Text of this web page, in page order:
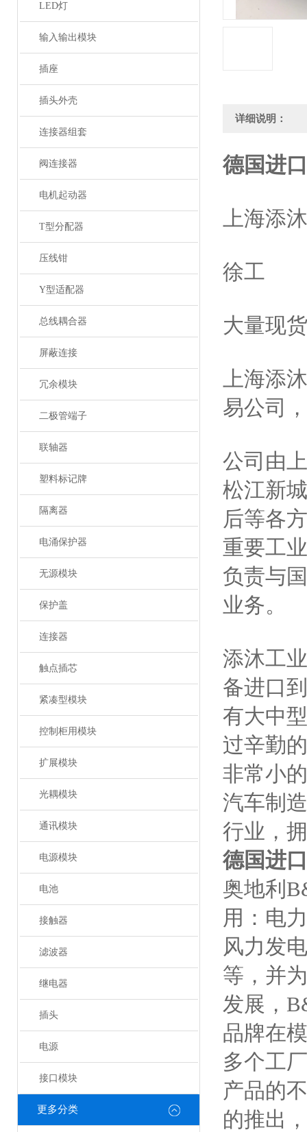
LED灯
输入输出模块
插座
插头外壳
连接器组套
阀连接器
电机起动器
T型分配器
压线钳
Y型适配器
总线耦合器
屏蔽连接
冗余模块
二极管端子
联轴器
塑料标记牌
隔离器
电涌保护器
无源模块
保护盖
连接器
触点插芯
紧凑型模块
控制柜用模块
扩展模块
光耦模块
通讯模块
电源模块
电池
接触器
滤波器
继电器
插头
电源
接口模块
更多分类
详细说明：
德国进
上海添
徐工
大量现
上海添
易公司
公司由
松江新
后等各
重要工
负责与
业务。
添沐工
备进口
有大中
过辛勤
非常小
汽车制
行业，
德国进
奥地利
用：电
风力发
等，并
发展，
品牌在
多个工
产品的
的推出